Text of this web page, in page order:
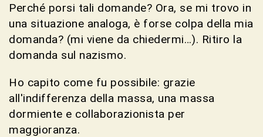
Perché porsi tali domande? Ora, se mi trovo in
una situazione analoga, è forse colpa della mia
domanda? (mi viene da chiedermi…). Ritiro la
domanda sul nazismo.
Ho capito come fu possibile: grazie
all'indifferenza della massa, una massa
dormiente e collaborazionista per
maggioranza.